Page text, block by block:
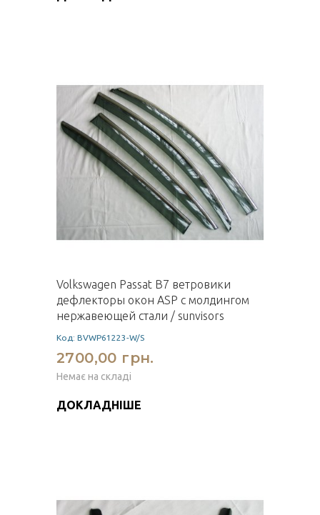
Volkswagen Passat B7 ветровики
дефлекторы окон ASP с молдингом
нержавеющей стали / sunvisors
Код: BVWP61223-W/S
2700,00 грн.
Немає на складі
ДОКЛАДНІШЕ